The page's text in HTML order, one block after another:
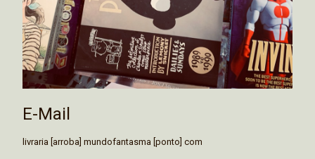
E-Mail
livraria [arroba] mundofantasma [ponto] com